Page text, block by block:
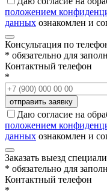
положением
данных ознакомлен и
Консультация по
* обязательно для
Контактный телефон
*
Даю согласие на
положением
данных ознакомлен и
Заказать выезд
* обязательно для
Контактный телефон
*